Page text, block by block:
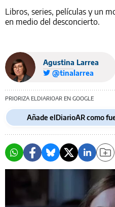
Libros, series, películas y un
en medio del desconcierto.
Agustina Larrea
@tinalarrea
PRIORIZA ELDIARIOAR EN GOOGLE
Añade elDiarioAR como